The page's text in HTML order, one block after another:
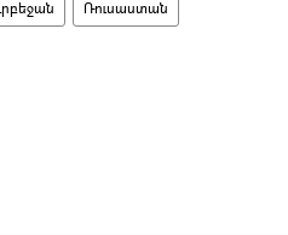
Ռուսաստան